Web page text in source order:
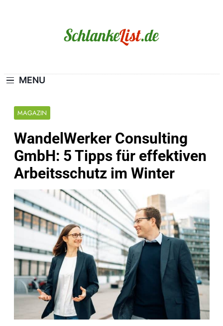
MENU
MAGAZIN
WandelWerker Consulting
GmbH: 5 Tipps für effektiven
Arbeitsschutz im Winter